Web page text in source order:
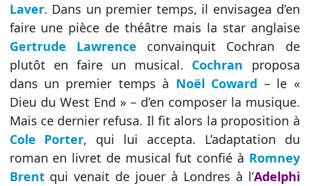
Laver. Dans un premier temps, il envisagea d’en
faire une pièce de théâtre mais la star anglaise
Gertrude Lawrence convainquit Cochran de
plutôt en faire un musical. Cochran proposa
dans un premier temps à Noël Coward – le «
Dieu du West End » – d’en composer la musique.
Mais ce dernier refusa. Il fit alors la proposition à
Cole Porter, qui lui accepta. L’adaptation du
roman en livret de musical fut confié à Romney
Brentqui venait de jouer à Londres à l’Adelphi